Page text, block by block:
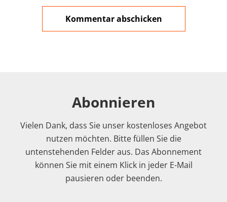
Abonnieren
Vielen Dank, dass Sie unser kostenloses Angebot
nutzen möchten. Bitte füllen Sie die
untenstehenden Felder aus. Das Abonnement
können Sie mit einem Klick in jeder E-Mail
pausieren oder beenden.